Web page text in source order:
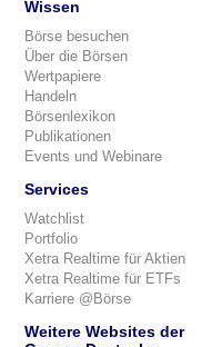
Wissen
Börse besuchen
Über die Börsen
Wertpapiere
Handeln
Börsenlexikon
Publikationen
Events und Webinare
Services
Watchlist
Portfolio
Xetra Realtime für Aktien
Xetra Realtime für ETFs
Karriere @Börse
Weitere Websites der